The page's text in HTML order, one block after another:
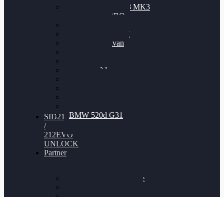
Nissan GT-R35 3.8 MK3
V6 TWINTURBO
VW Passat 2.0TDI
VW T6 Multivan
BMW 120d
BMW 520d G31
SID212
/
212EVO
UNLOCK
Partner
Bilgenroth Performance